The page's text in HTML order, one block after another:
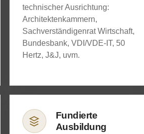
technischer Ausrichtung:
Architektenkammern,
Sachverständigenrat Wirtschaft,
Bundesbank, VDI/VDE-IT, 50
Hertz, J&J, uvm.
Fundierte
Ausbildung